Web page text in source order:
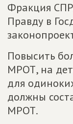
Фракция
Правду в
Повысить
МРОТ, на
для
должны
МРОТ.